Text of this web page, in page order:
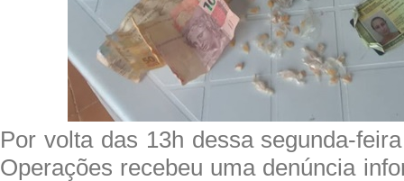
Por volta das 13h dessa segunda-
Operações recebeu uma denúncia